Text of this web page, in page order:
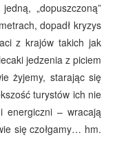
„dopuszczoną”
dopadł kryzys
z krajów takich jak
jedzenia z piciem
żyjemy, starając się
turystów ich nie
energiczni – wracają
się czołgamy… hm.